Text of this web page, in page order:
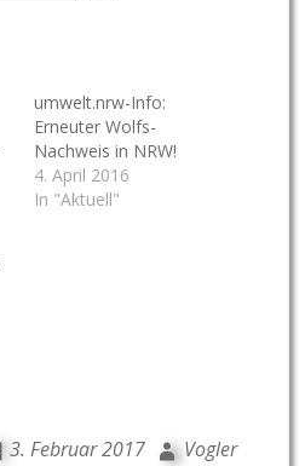
umwelt.nrw-Info:
Erneuter Wolfs-
Nachweis in NRW!
4. April 2016
In "Aktuell"
3. Februar 2017 Vogler